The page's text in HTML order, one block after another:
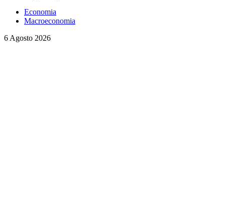
Economia
Macroeconomia
6 Agosto 2026